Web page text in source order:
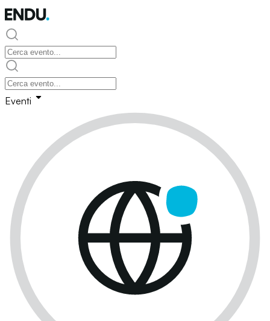
Eventi